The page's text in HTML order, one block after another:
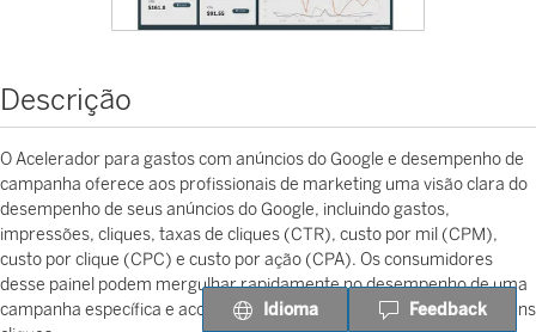
Descrição
O Acelerador para gastos com anúncios do Google e desempenho de
campanha oferece aos profissionais de marketing uma visão clara do
desempenho de seus anúncios do Google, incluindo gastos,
impressões, cliques, taxas de cliques (CTR), custo por mil (CPM),
custo por clique (CPC) e custo por ação (CPA). Os consumidores
desse painel podem mergulhar rapidamente no desempenho de uma
campanha específica e acompanhar as tendências com apenas alguns
Idioma Feedback